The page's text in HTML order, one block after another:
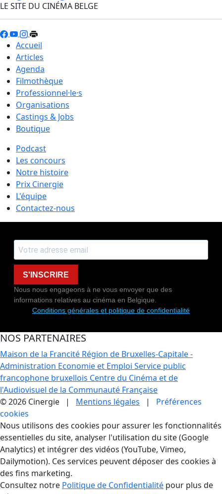
LE SITE DU CINÉMA BELGE
Accueil
Articles
Agenda
Filmothèque
Professionnel·le·s
Organisations
Castings & Jobs
Boutique
Podcast
Les concours
Notre histoire
Prix Cinergie
L'équipe
Contactez-nous
S'INSCRIRE
Nous nous engageons à ne vous envoyer que des
informations relatives au cinéma en Belgique.
Conditions générales et politique de confidentialité
NOS PARTENAIRES
Maison de la Francité Région de Bruxelles-Capitale -
Administration Economie et Emploi Service public
francophone bruxellois Centre du Cinéma et de
l'Audiovisuel de la Communauté Française
© 2026 Cinergie | Mentions légales | Préférences
cookies
Gestion des Cookies
Nous utilisons des cookies pour assurer les fonctionnalités
essentielles du site, analyser l'utilisation du site (Google
Analytics) et intégrer des vidéos (YouTube, Vimeo,
Dailymotion). Ces services peuvent déposer des cookies à
des fins marketing.
Consultez notre Politique de Confidentialité pour plus de